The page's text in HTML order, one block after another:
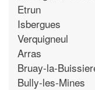
Etrun
Isbergues
Verquigneul
Arras
Bruay-la-
Bully-les-Mines